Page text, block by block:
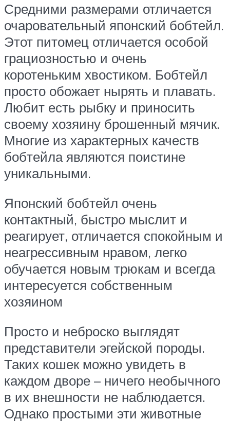
Средними размерами отличается
очаровательный японский бобтейл.
Этот питомец отличается особой
грациозностью и очень
коротеньким хвостиком. Бобтейл
просто обожает нырять и плавать.
Любит есть рыбку и приносить
своему хозяину брошенный мячик.
Многие из характерных качеств
бобтейла являются поистине
уникальными.
Японский бобтейл очень
контактный, быстро мыслит и
реагирует, отличается спокойным и
неагрессивным нравом, легко
обучается новым трюкам и всегда
интересуется собственным
хозяином
Просто и неброско выглядят
представители эгейской породы.
Таких кошек можно увидеть в
каждом дворе – ничего необычного
в их внешности не наблюдается.
Однако простыми эти животные